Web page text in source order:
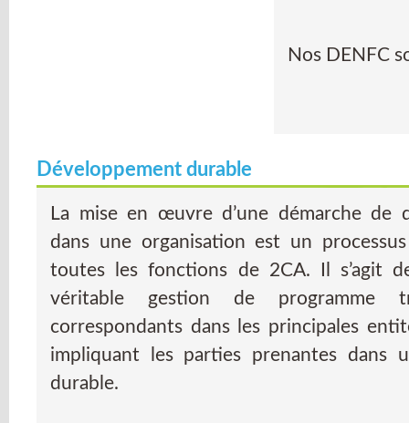
Nos DENFC
Développement durable
La mise en œuvre d’une démarche de
dans une organisation est un
toutes les fonctions de 2CA. Il s’agit
véritable gestion de programme
correspondants dans les principales
impliquant les parties prenantes dans
durable.